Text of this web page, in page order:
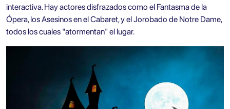
interactiva. Hay actores disfrazados como el Fantasma de la
Ópera, los Asesinos en el Cabaret, y el Jorobado de Notre Dame,
todos los cuales "atormentan" el lugar.